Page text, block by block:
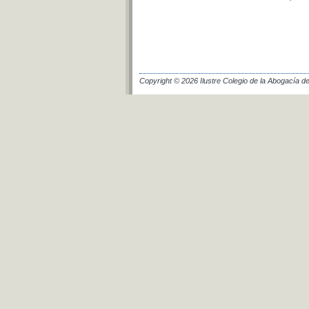
Copyright © 2026 Ilustre Colegio de la Abogacía